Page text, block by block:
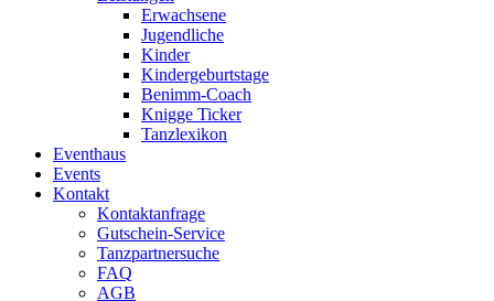
Erwachsene
Jugendliche
Kinder
Kindergeburtstage
Benimm-Coach
Knigge Ticker
Tanzlexikon
Eventhaus
Events
Kontakt
Kontaktanfrage
Gutschein-Service
Tanzpartnersuche
FAQ
AGB